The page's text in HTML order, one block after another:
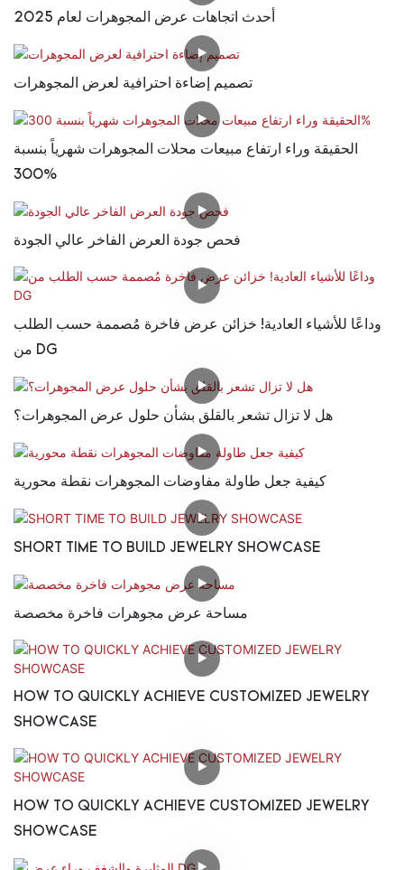
أحدث اتجاهات عرض المجوهرات لعام 2025
تصميم إضاءة احترافية لعرض المجوهرات
الحقيقة وراء ارتفاع مبيعات محلات المجوهرات شهرياً بنسبة
300%
فحص جودة العرض الفاخر عالي الجودة
وداعًا للأشياء العادية! خزائن عرض فاخرة مُصممة حسب الطلب
من DG
هل لا تزال تشعر بالقلق بشأن حلول عرض المجوهرات؟
كيفية جعل طاولة مفاوضات المجوهرات نقطة محورية
SHORT TIME TO BUILD JEWELRY SHOWCASE
مساحة عرض مجوهرات فاخرة مخصصة
HOW TO QUICKLY ACHIEVE CUSTOMIZED JEWELRY
SHOWCASE
HOW TO QUICKLY ACHIEVE CUSTOMIZED JEWELRY
SHOWCASE